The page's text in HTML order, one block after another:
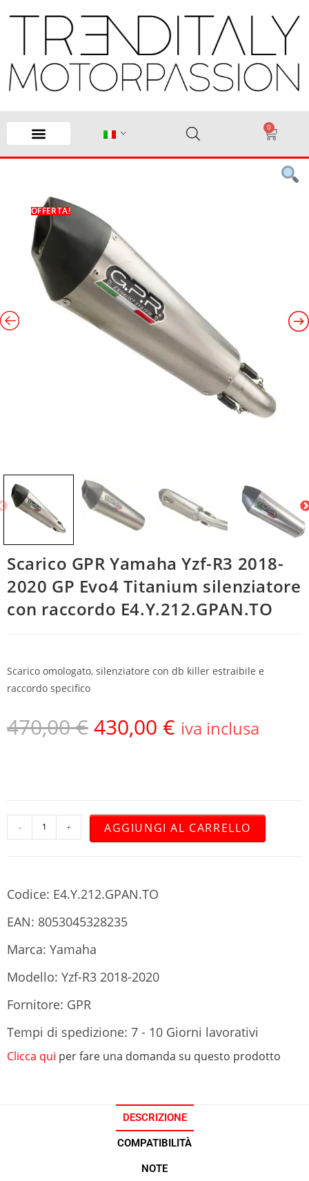
0
OFFERTA!
Scarico GPR Yamaha Yzf-R3 2018-
2020 GP Evo4 Titanium silenziatore
con raccordo E4.Y.212.GPAN.TO
Scarico omologato, silenziatore con db killer estraibile e
raccordo specifico
470,00€430,00 € iva inclusa
- + AGGIUNGI AL CARRELLO
Codice: E4.Y.212.GPAN.TO
EAN: 8053045328235
Marca: Yamaha
Modello: Yzf-R3 2018-2020
Fornitore: GPR
Tempi di spedizione: 7 - 10 Giorni lavorativi
Clicca qui per fare una domanda su questo prodotto
DESCRIZIONE
COMPATIBILITÀ
NOTE